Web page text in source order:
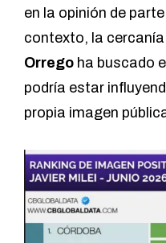
en la opinión de
contexto, la
Orrego ha buscado
podría estar
propia imagen